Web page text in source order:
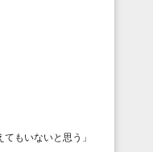
もいないと思う 」